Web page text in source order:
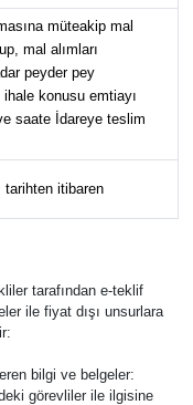
müteakip mal
mal alımları
peyder pey
konusu emtiayı
saate İdareye teslim
tarihten itibaren
tarafından e-teklif
ile fiyat dışı unsurlara
bilgi ve belgeler:
görevliler ile ilgisine